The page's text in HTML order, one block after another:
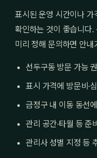
표시된 운영 시간이나 가
확인하는 것이 좋습니다
미리 정해 문의하면 안내
선두구동 방문 가능
표시 가격에 방문비·
금정구 내 이동 동선
관리 공간·타월 등 준
관리사 성별 지정 등